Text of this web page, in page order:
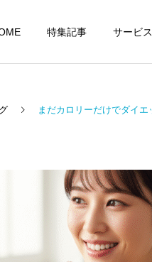
特集記事 サービ
運動・体操教
パーソナルトレーニ
ング
パーソナルトレーナーの選
び方｜失敗しない7つの確
認ポイントを元日本王者が
まだカロリーだけでダイエッ